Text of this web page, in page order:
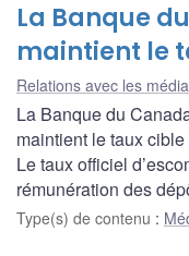
La Banque
maintient le
Relations avec les
La Banque du
maintient le taux
Le taux officiel
rémunération des
Type(s) de contenu :